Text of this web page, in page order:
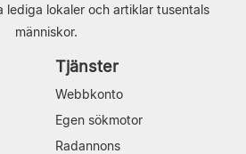
lediga lokaler och artiklar tusentals
människor.
Tjänster
Webbkonto
Egen sökmotor
Radannons